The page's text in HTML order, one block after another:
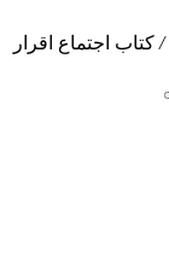
/ کتاب اجتماع اقرار